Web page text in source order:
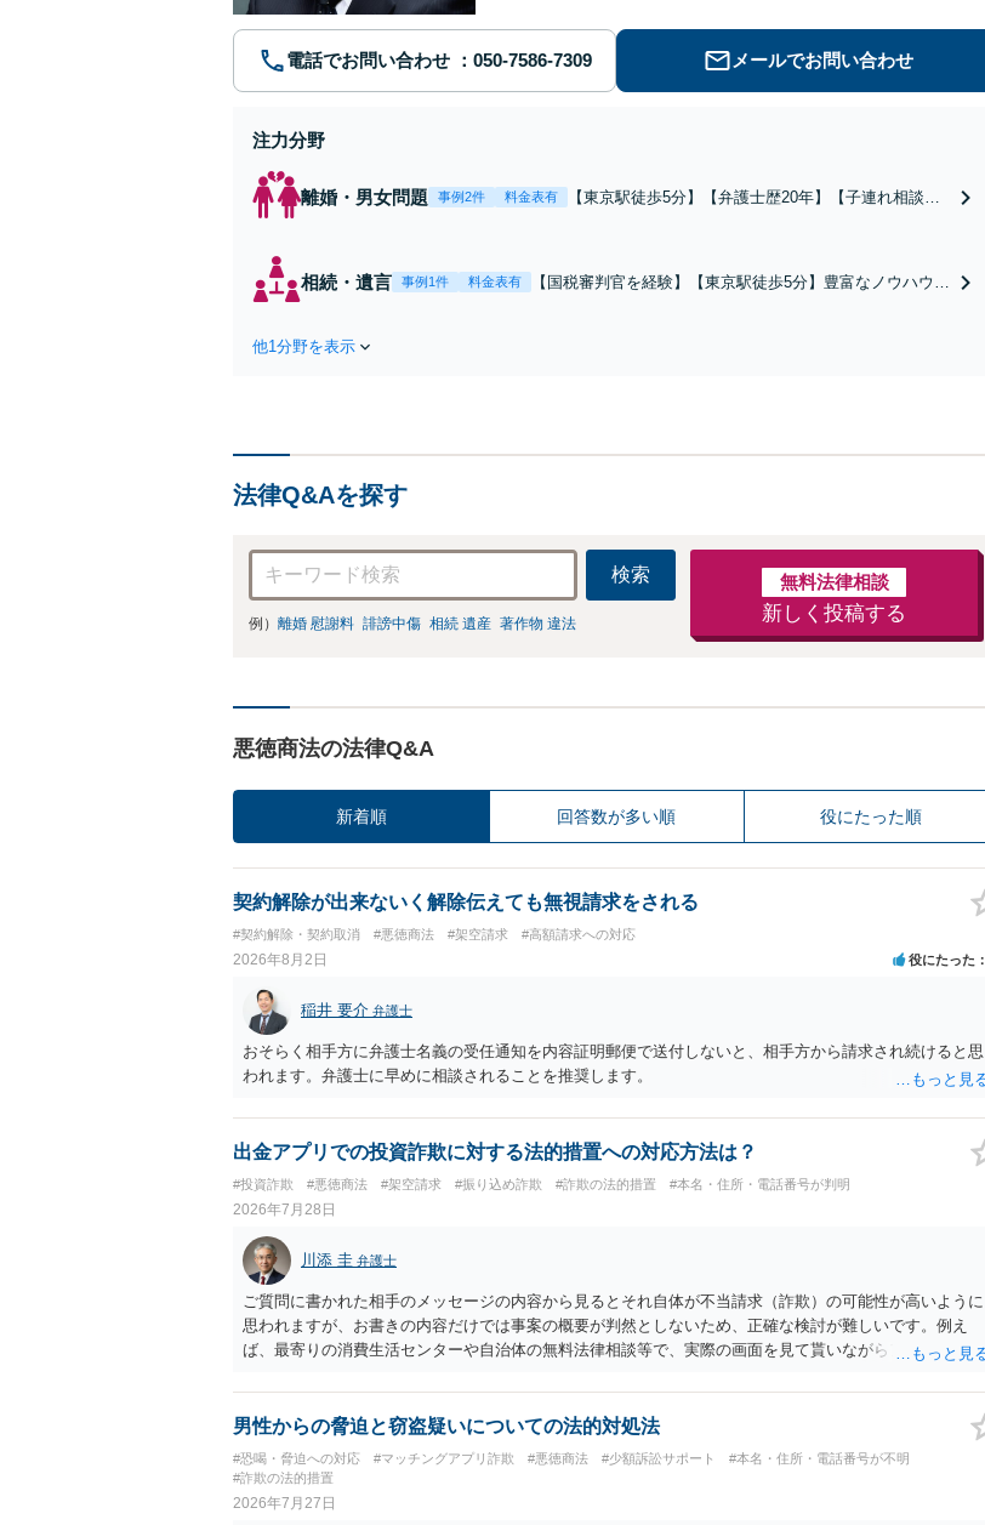
電話でお問い合わせ メールでお問い合わせ
注力分野
離婚・男女問題 事例2件 料金表有
【東京駅徒歩5分】【弁護士歴20年】【子連れ相談
ずにご相談ください【初回相談30分無料】
相続・遺言 事例1件 料金表有
【国税審判官を経験】【東京駅徒歩5分】豊富なノウハウと
他1分野を表示
法律Q&Aを探す
検索
例） 離婚 慰謝料 誹謗中傷 相続 遺産 著作物 違法
無料法律相談
新しく投稿する
悪徳商法の法律Q&A
新着順 回答数が多い順 役にたった順
契約解除が出来ないく解除伝えても無視請求をされる
#契約解除・契約取消 #悪徳商法 #架空請求 #高額請求への対応
2026年8月2日 役にたった
稲井 要介 弁護士
おそらく相手方に弁護士名義の受任通知を内容証明郵便で送付しないと、相手方から請求され続けると思
われます。弁護士に早めに相談されることを推奨します。
出金アプリでの投資詐欺に対する法的措置への対応方法は？
#投資詐欺 #悪徳商法 #架空請求 #振り込め詐欺 #詐欺の法的措置 #本名・住所・電話番号が判明
2026年7月28日
川添 圭 弁護士
ご質問に書かれた相手のメッセージの内容から見るとそれ自体が不当請求（詐欺）の可能性が高いように
思われますが、お書きの内容だけでは事案の概要が判然としないため、正確な検討が難しいです。例え
ば、最寄りの消費生活センターや自治体の無料法律相談等で、実際の画面を見て貰いながらアドバイスう
男性からの脅迫と窃盗疑いについての法的対処法
#恐喝・脅迫への対応 #マッチングアプリ詐欺 #悪徳商法 #少額訴訟サポート
#本名・住所・電話番号が不明
#詐欺の法的措置
2026年7月27日